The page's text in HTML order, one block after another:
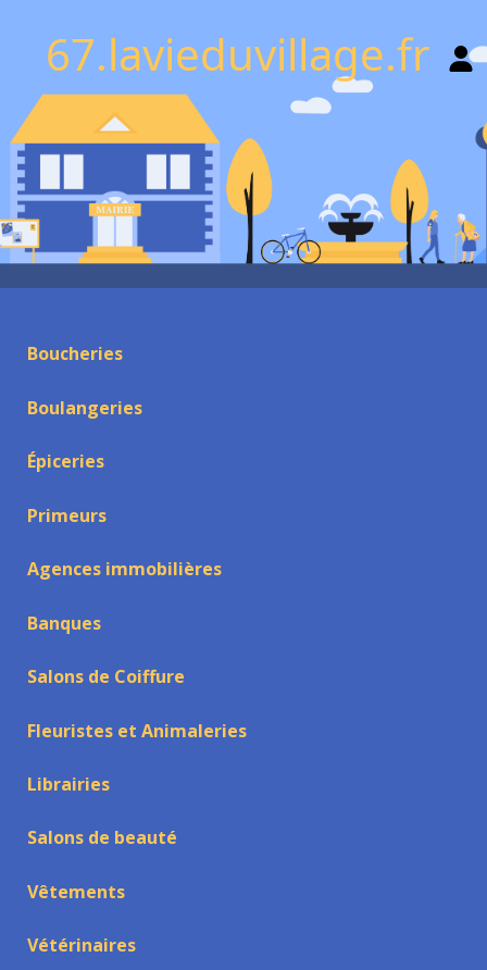
67.lavieduvillage.fr
Boucheries
Boulangeries
Épiceries
Primeurs
Agences immobilières
Banques
Salons de Coiffure
Fleuristes et Animaleries
Librairies
Salons de beauté
Vêtements
Vétérinaires